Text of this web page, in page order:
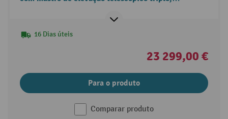
proteção contra intempéries Comfort.
16 Dias úteis
23 299,00 €
Para o produto
Comparar produto